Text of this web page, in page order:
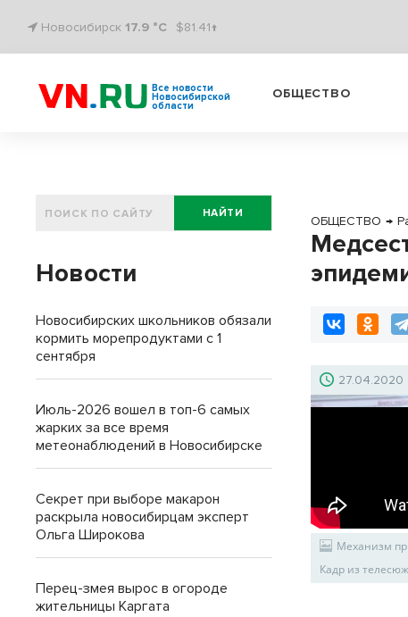
Новосибирск 17.9 °C $81.41↑
Все новости
Новосибирской
области
ОБЩЕСТВО
ОБЩЕСТВО →
27.04.2020
Механизм
Кадр из
НАЙТИ
Новости
Новосибирских школьников обязали
кормить морепродуктами с 1
сентября
Июль-2026 вошел в топ-6 самых
жарких за все время
метеонаблюдений в Новосибирске
Секрет при выборе макарон
раскрыла новосибирцам эксперт
Ольга Широкова
Перец-змея вырос в огороде
жительницы Каргата